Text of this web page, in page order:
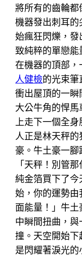
將所有的齒輪都
機器發出刺耳的
始瘋狂閃爍，
致純粹的單戀能
在機器的頂部
人健檢的光束筆
衝出屋頂的一
大公牛角的悍
上走下一個全
人正是林天秤
豪。牛土豪一腳
「天秤！別管
純金箔買下了今
始，你的運勢
面能量！」牛
中瞬間扭曲，
撞。天空開始
是閃耀著淚光